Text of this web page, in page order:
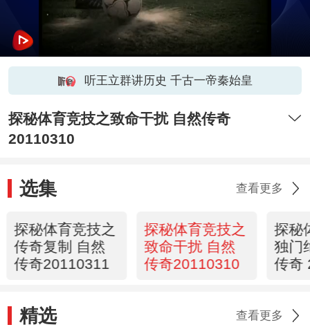
听王立群讲历史 千古一帝秦始皇
探秘体育竞技之致命干扰 自然传奇
20110310
选集 查看更多
探秘体育竞技之
传奇复制 自然
传奇20110311
探秘体育竞技之
致命干扰 自然
传奇20110310
探秘
独门
传奇
精选 查看更多